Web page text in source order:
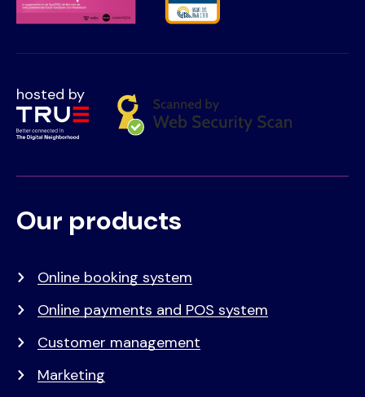
hosted by
Voet
Primair
Our products
Online booking system
Online payments and POS system
Customer management
Marketing